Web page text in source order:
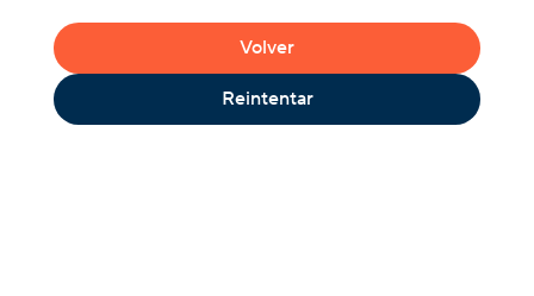
Volver
Reintentar